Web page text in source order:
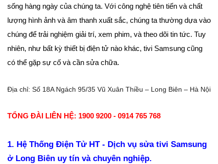
sống hàng ngày của chúng ta. Với công nghệ tiên tiến và chất
lượng hình ảnh và âm thanh xuất sắc, chúng ta thường dựa vào
chúng để trải nghiệm giải trí, xem phim, và theo dõi tin tức. Tuy
nhiên, như bất kỳ thiết bị điện tử nào khác, tivi Samsung cũng
có thể gặp sự cố và cần sửa chữa.
Địa chỉ: Số 18A Ngách 95/35 Vũ Xuân Thiều – Long Biên – Hà Nội
TỔNG ĐÀI LIÊN HỆ: 1900 9200 - 0914 765 768
1. Hệ Thống Điện Tử HT - Dịch vụ sửa tivi Samsung
ở Long Biên uy tín và chuyên nghiệp.